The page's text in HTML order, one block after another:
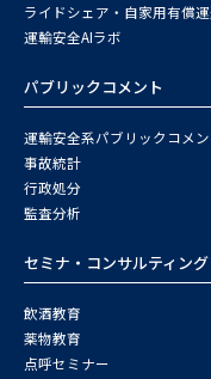
ライドシェア・自家用有償
運輸安全AIラボ
パブリックコメント
運輸安全系パブリックコメン
事故統計
行政処分
監査分析
セミナ・コンサルティング
飲酒教育
薬物教育
点呼セミナー